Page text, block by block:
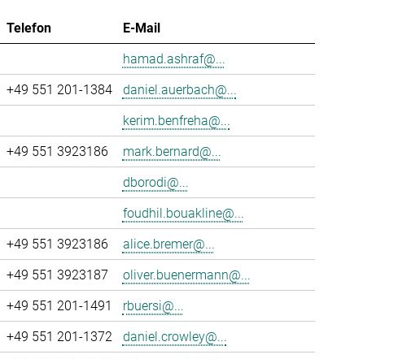
Telefon
E-Mail
hamad.ashraf@...
+49 551 201-1384
daniel.auerbach@...
kerim.benfreha@...
+49 551 3923186
mark.bernard@...
dborodi@...
foudhil.bouakline@...
+49 551 3923186
alice.bremer@...
+49 551 3923187
oliver.buenermann@...
+49 551 201-1491
rbuersi@...
+49 551 201-1372
daniel.crowley@...